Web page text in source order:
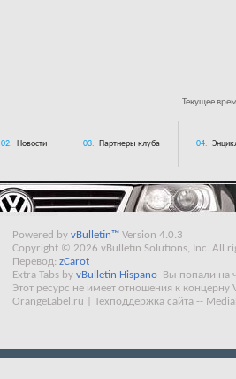
Текущее
02. Новости 03. Партнеры клуба 04.
Powered by vBulletin™ Version 4.0.3
Copyright © 2026 vBulletin Solutions, Inc. All
Перевод: zCarot
Extra Tabs by vBulletin Hispano
Вы попали на
Этот ресурс не имеет отношения к концерну
OrangeLabel.ru
Техподдержка сайта --